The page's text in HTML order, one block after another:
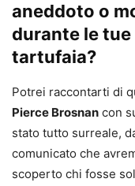
aneddoto o
durante le
tartufaia?
Potrei raccontarti di
Pierce Brosnan con
stato tutto surreale,
comunicato che
scoperto chi fosse